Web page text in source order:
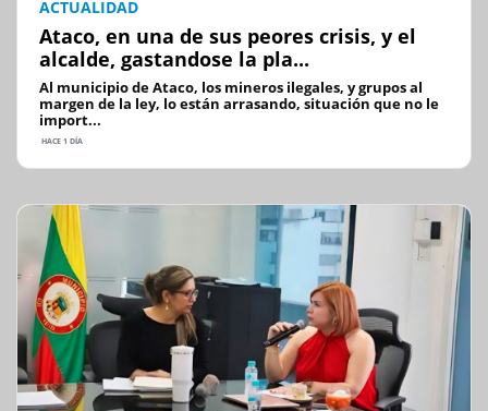
ACTUALIDAD
Ataco, en una de sus peores crisis, y el
alcalde, gastandose la pla...
Al municipio de Ataco, los mineros ilegales, y grupos al
margen de la ley, lo están arrasando, situación que no le
import...
HACE 1 DÍA